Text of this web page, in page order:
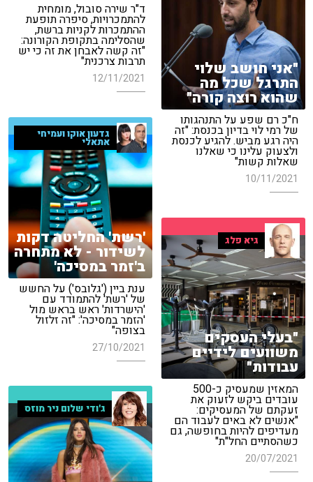
ד"ר שירה סובול, מומחית
להתמכרויות, סיפרה תופעת
ההתמכרות לקניות ברשת,
שהסלימה בתקופת הקורונה:
"זה קשה לאבחן את זה כי יש
תרבות צרכנית"
12/11/2021 "אני חושב שלוי
התרגל שכל מה
שהוא רוצה קורה"
ח"כ רם שפע על התנהגותו
של רמי לוי בדיון בכנסת: "זה
היה רגע מביש. להגיע לכנסת
ולצעוק עלינו כי שאלנו
שאלות קשות"
10/11/2021
גדעון אוקו ועמיחי
אתאלי
'רשת' החליטה דקות
לשידור - לא מתחרה
ב'זמר במסיכה'
ענת ביין ('גלובס') על החשש
של 'רשת' להתמודד עם
'הישרדות' ראש בראש מול
'הזמר במסיכה': "זה זלזול
בצופה"
27/10/2021
גיא פלג
"בעלי העסקים
משוועים לידיים
עבודות"
המאזין שמעסיק כ-500
עובדים ביקש לזעוק את
זעקתם של המעסיקים:
"אנשים לא באים לעבוד הם
מעדיפים להיות בחופשה, גם
כשהסתיים החל"ת"
20/07/2021
ג'ודי שלום ניר מוזס